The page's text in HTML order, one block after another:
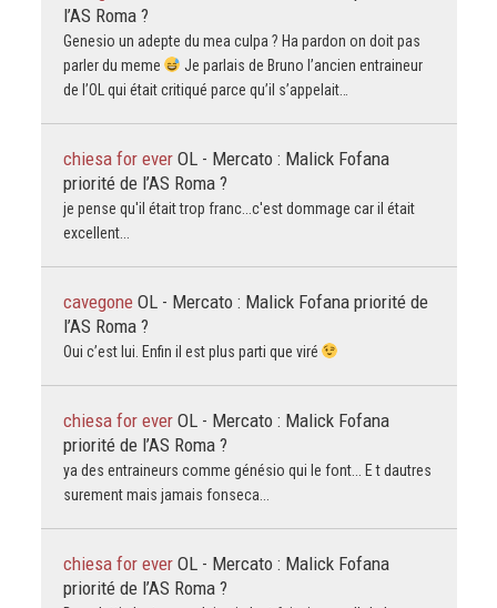
l’AS Roma ?
Genesio un adepte du mea culpa ? Ha pardon on doit pas
parler du meme
Je parlais de Bruno l’ancien entraineur
de l’OL qui était critiqué parce qu’il s’appelait…
chiesa for ever OL - Mercato : Malick Fofana
priorité de l’AS Roma ?
je pense qu'il était trop franc...c'est dommage car il était
excellent...
cavegone OL - Mercato : Malick Fofana priorité de
l’AS Roma ?
Oui c’est lui. Enfin il est plus parti que viré
chiesa for ever OL - Mercato : Malick Fofana
priorité de l’AS Roma ?
ya des entraineurs comme génésio qui le font... E t dautres
surement mais jamais fonseca...
chiesa for ever OL - Mercato : Malick Fofana
priorité de l’AS Roma ?